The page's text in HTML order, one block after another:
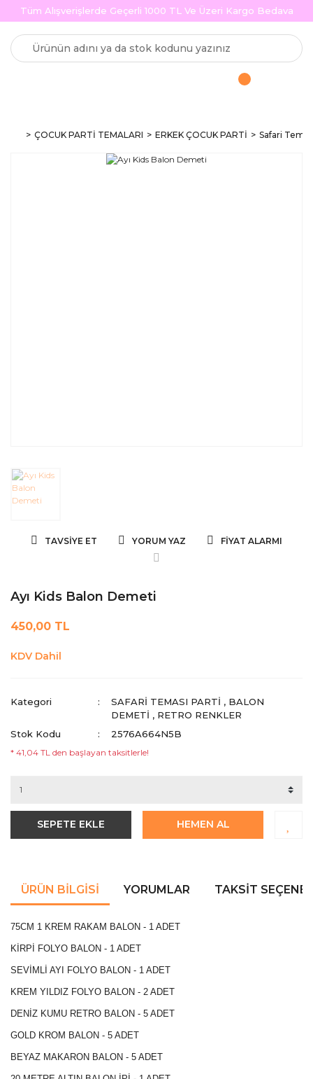
Tüm Alışverişlerde Geçerli 1000 TL Ve Üzeri Kargo Bedava
ÇOCUK PARTİ TEMALARI ERKEK ÇOCUK PARTİ Safari
TAVSIYE ET YORUM YAZ FIYAT ALARMI
Ayı Kids Balon Demeti
450,00 TL
KDV Dahil
Kategori SAFARI TEMASI PARTI , BALON
DEMETİ , RETRO RENKLER
Stok Kodu
2576A664N5B
* 41,04 TL den başlayan taksitlerle!
SEPETE EKLE HEMEN AL
ÜRÜN BILGISI YORUMLAR TAKSIT
75CM 1 KREM RAKAM BALON - 1 ADET
KİRPİ FOLYO BALON - 1 ADET
SEVİMLİ AYI FOLYO BALON - 1 ADET
KREM YILDIZ FOLYO BALON - 2 ADET
DENİZ KUMU RETRO BALON - 5 ADET
GOLD KROM BALON - 5 ADET
BEYAZ MAKARON BALON - 5 ADET